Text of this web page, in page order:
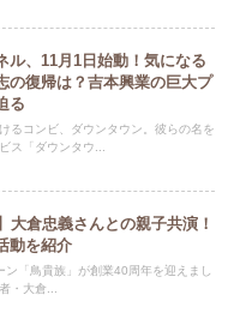
ル、11月1日始動！気になる
の復帰は？吉本興業の巨大プ
る
るコンビ、ダウンタウン。彼らの名を
ス「ダウンタウ...
大倉忠義さんとの親子共演！
動を紹介
「鳥貴族」が創業40周年を迎えまし
・大倉...